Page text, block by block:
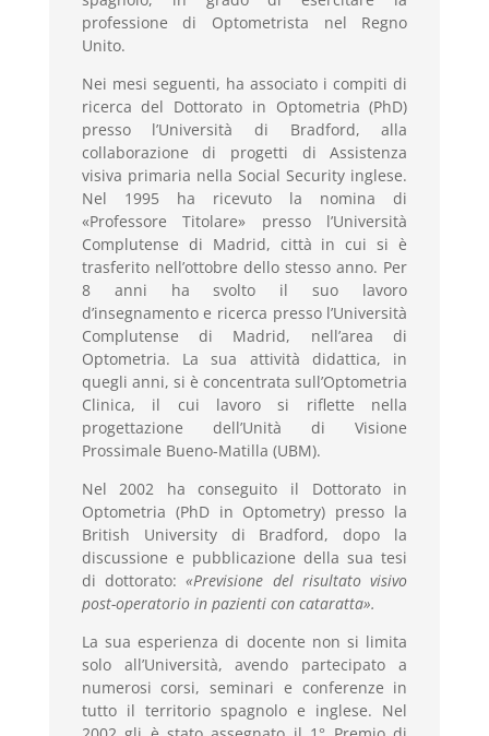
professione di Optometrista nel Regno
Unito.
Nei mesi seguenti, ha associato i compiti di
ricerca del Dottorato in Optometria (PhD)
presso l’Università di Bradford, alla
collaborazione di progetti di Assistenza
visiva primaria nella Social Security inglese.
Nel 1995 ha ricevuto la nomina di
«Professore Titolare» presso l’Università
Complutense di Madrid, città in cui si è
trasferito nell’ottobre dello stesso anno. Per
8 anni ha svolto il suo lavoro
d’insegnamento e ricerca presso l’Università
Complutense di Madrid, nell’area di
Optometria. La sua attività didattica, in
quegli anni, si è concentrata sull’Optometria
Clinica, il cui lavoro si riflette nella
progettazione dell’Unità di Visione
Prossimale Bueno-Matilla (UBM).
Nel 2002 ha conseguito il Dottorato in
Optometria (PhD in Optometry) presso la
British University di Bradford, dopo la
discussione e pubblicazione della sua tesi
di dottorato:«Previsione del risultato visivo
post-operatorio in pazienti con cataratta».
La sua esperienza di docente non si limita
solo all’Università, avendo partecipato a
numerosi corsi, seminari e conferenze in
tutto il territorio spagnolo e inglese. Nel